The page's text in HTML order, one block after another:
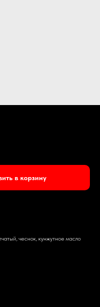
в корзину
чеснок, кунжутное масло